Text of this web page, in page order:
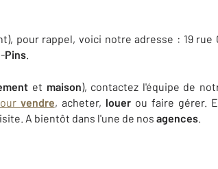
pour rappel, voici notre adresse : 19 rue
Pins
et maison), contactez l'équipe de
vendre, acheter, louerou faire gérer.
A bientôt dans l'une de nos agences